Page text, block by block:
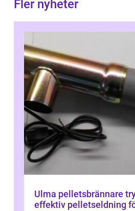
Fler nyheter
Ulma pelletsbrännare trygg och
effektiv pelletseldning